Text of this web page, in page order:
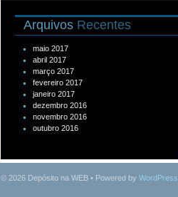
Arquivos Recentes
maio 2017
abril 2017
março 2017
fevereiro 2017
janeiro 2017
dezembro 2016
novembro 2016
outubro 2016
© 2026 Depósito na WEB • Powered by WordPress